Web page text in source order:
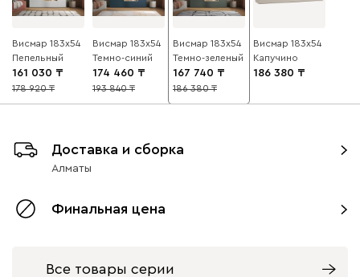
Висмар 183x54
Пепельный
161 030
10
178 920
Висмар 183x54
Темно-синий
174 460
10
193 840
Висмар 183x54
Темно-зеленый
167 740
10
186 380
Висмар 183x54
Капучино
186 380
Доставка и сборка
Алматы
Финальная цена
Все товары серии